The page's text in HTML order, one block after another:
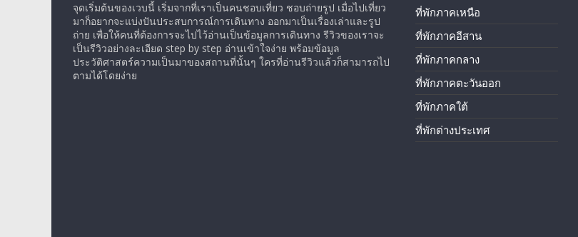
จุดเริ่มต้นของเวบนี้ เริ่มจากที่เราเป็นคนชอบเที่ยว ชอบถ่ายรูป เมื่อไปเที่ยว
มาก็อยากจะแบ่งปันประสบการณ์การเดินทาง ออกมาเป็นเรื่องเล่าและรูป
ถ่าย เพื่อให้คนที่ต้องการจะไปไว้อ่านเป็นข้อมูลการเดินทาง รีวิวของเราจะ
เป็นรีวิวอย่างละเอียด step by step อ่านเข้าใจง่าย พร้อมข้อมูล
ประวัติศาสตร์ความเป็นมาของสถานที่นั้นๆ ใครที่อ่านรีวิวแล้วก็สามารถไป
ตามได้โดยง่าย
ที่พักภาคเหนือ
ที่พักภาคอีสาน
ที่พักภาคกลาง
ที่พักภาคตะวันออก
ที่พักภาคใต้
ที่พักต่างประเทศ